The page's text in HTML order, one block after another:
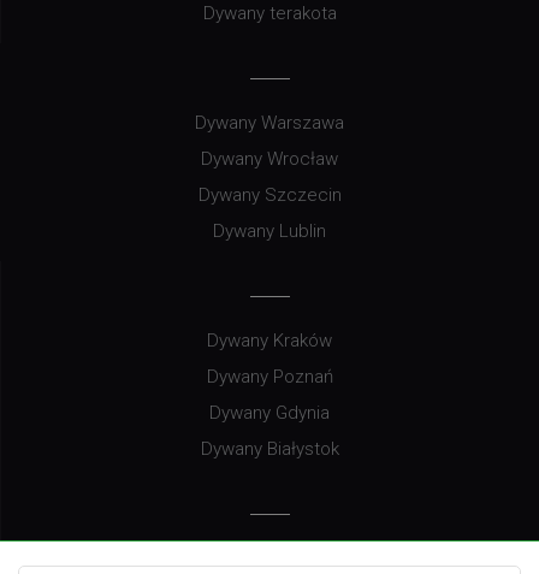
Dywany terakota
Dywany Warszawa
Dywany Wrocław
Dywany Szczecin
Dywany Lublin
Dywany Kraków
Dywany Poznań
Dywany Gdynia
Dywany Białystok